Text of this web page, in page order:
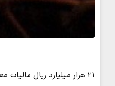
۲۱ هزار میلیارد ریال مالیات معوق از یک شبکه مجرمانه با پیگیری دادستانی تهران وصول شد.